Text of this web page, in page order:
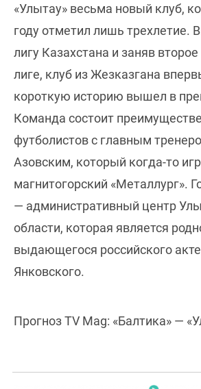
«Улытау» весьма новый клуб,
году отметил лишь трехлетие.
лигу Казахстана и заняв
лиге, клуб из Жезказгана
короткую историю вышел в
Команда состоит
футболистов с главным
Азовским, который когда-то
магнитогорский «Металлург».
— административный центр
области, которая является
выдающегося российского
Янковского.
Прогноз TV Mag: «Балтика» —